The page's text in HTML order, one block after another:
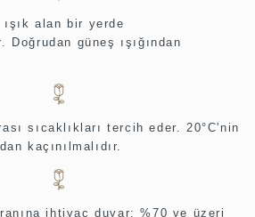
alan bir yerde
Doğrudan güneş ışığından
sıcaklıkları tercih eder. 20°C'nin
kaçınılmalıdır.
ihtiyaç duyar; %70 ve üzeri